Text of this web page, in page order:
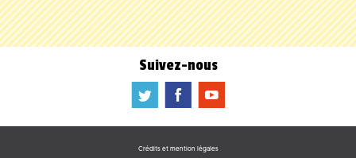
Suivez-nous
a b f
Crédits et mention légales